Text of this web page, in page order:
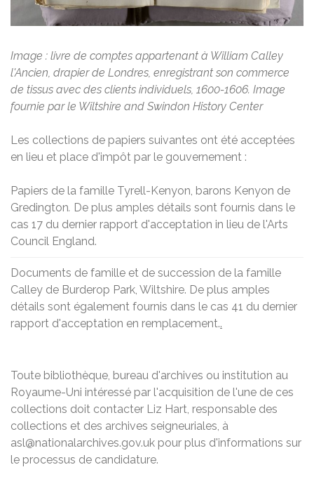
Image : livre de comptes appartenant à William Calley
l'Ancien, drapier de Londres, enregistrant son commerce
de tissus avec des clients individuels, 1600-1606. Image
fournie par le Wiltshire and Swindon History Center
Les collections de papiers suivantes ont été acceptées
en lieu et place d'impôt par le gouvernement :
Papiers de la famille Tyrell-Kenyon, barons Kenyon de
Gredington. De plus amples détails sont fournis dans le
cas 17 du dernier rapport d'acceptation in lieu de l'Arts
Council England.
Documents de famille et de succession de la famille
Calley de Burderop Park, Wiltshire. De plus amples
détails sont également fournis dans le cas 41 du dernier
rapport d'acceptation en remplacement..
Toute bibliothèque, bureau d'archives ou institution au
Royaume-Uni intéressé par l'acquisition de l'une de ces
collections doit contacter Liz Hart, responsable des
collections et des archives seigneuriales, à
asl@nationalarchives.gov.uk pour plus d'informations sur
le processus de candidature.